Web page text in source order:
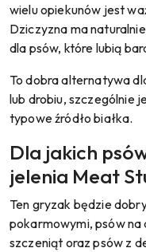
wielu opiekunów jest
Dziczyzna ma
dla psów, które lubią
To dobra alternatywa
lub drobiu, szczególnie
typowe źródło białka.
Dla jakich
jelenia Meat
Ten gryzak będzie
pokarmowymi, psów na
szczeniąt oraz psów z